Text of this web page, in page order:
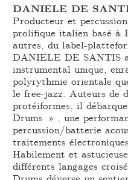
DANIELE DE
Producteur et
prolifique italien basé à
autres, du label-
DANIELE DE SANTIS
instrumental unique,
polyrythmie orientale
le free-jazz. Auteurs de
protéiformes, il
Drums » , une
percussion/batterie
traitements
Habilement et
différents langages